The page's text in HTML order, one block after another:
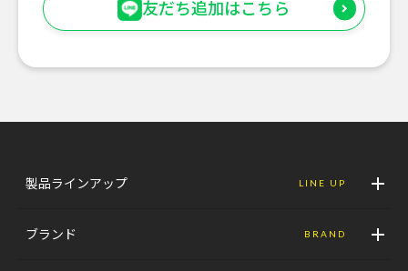
友だち追加はこちら
製品ラインアップ LINE UP
ブランド BRAND